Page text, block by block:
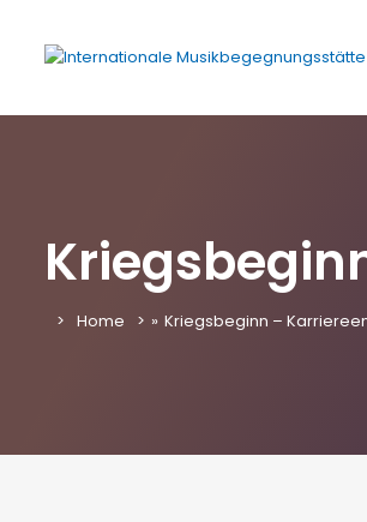
Home » Kriegsbeginn –